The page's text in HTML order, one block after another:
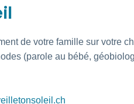
de votre famille sur votre
(parole au bébé,